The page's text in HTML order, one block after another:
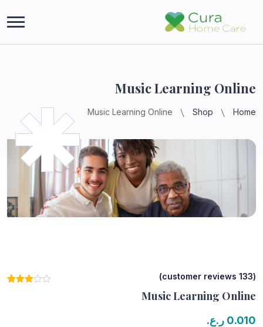
Music Learning Online
Home
Shop
Music Learning Online
(
133
Music Learning Online
0.010 ر.ع.